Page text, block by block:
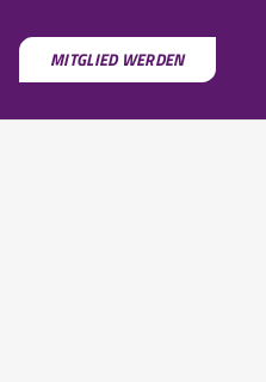
MITGLIED WERDEN